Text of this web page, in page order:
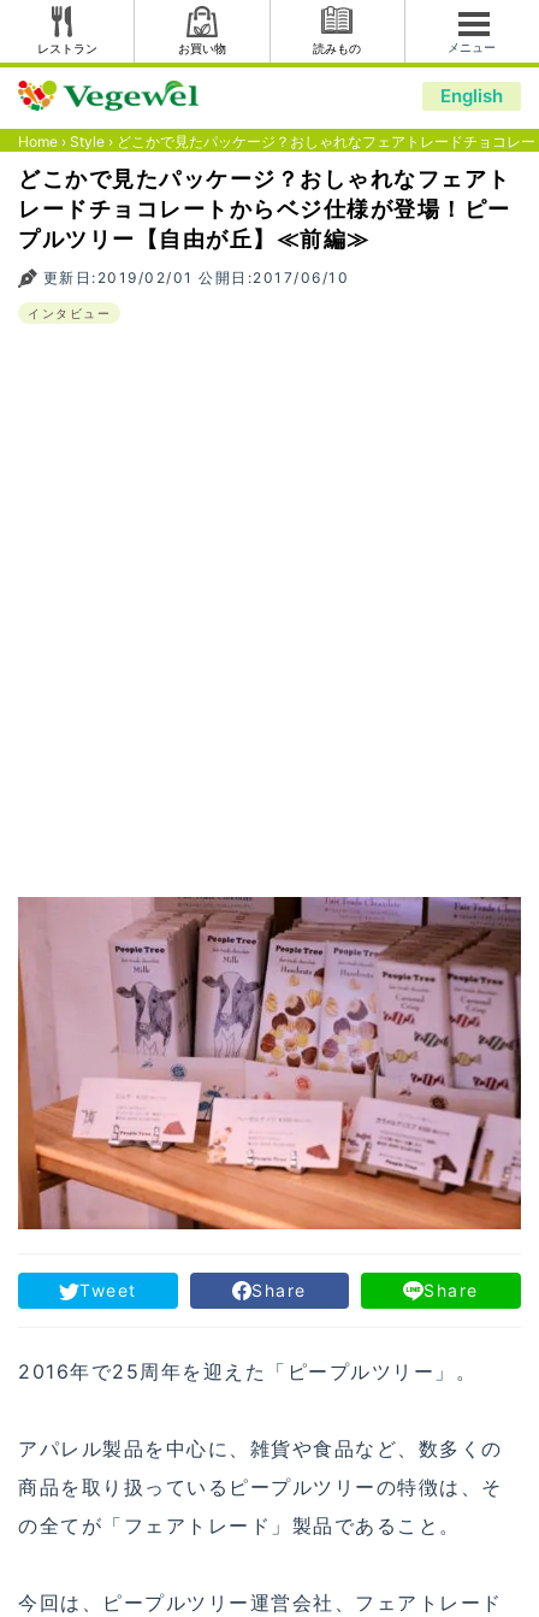
レストラン お買い物 読みもの メニュー
English
Home › Style › どこかで見たパッケージ？おしゃれなフェアトレードチョコ
どこかで見たパッケージ？おしゃれなフェアト
レードチョコレートからベジ仕様が登場！ピー
プルツリー【自由が丘】≪前編≫
更新日:2019/02/01 公開日:2017/06/10
インタビュー
Tweet Share Share
2016年で25周年を迎えた「ピープルツリー」。
アパレル製品を中心に、雑貨や食品など、数多くの
商品を取り扱っているピープルツリーの特徴は、そ
の全てが「フェアトレード」製品であること。
今回は、ピープルツリー運営会社、フェアトレード